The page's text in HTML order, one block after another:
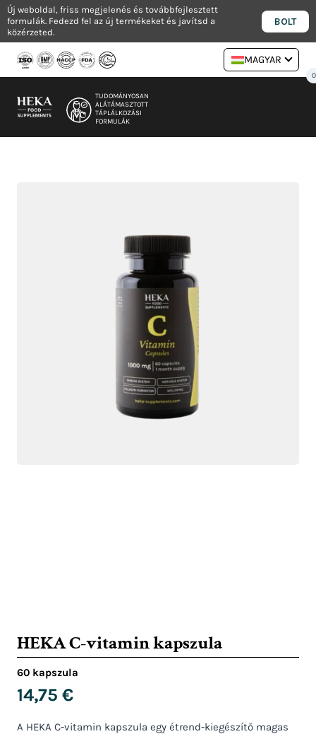
Ugrás
tartalomra
Új weboldal, friss megjelenés és továbbfejlesztett
formulák. Fedezd fel az új termékeket és javítsd a
közérzeted.
BOLT
MAGYAR
TUDOMÁNYOSAN
ALÁTÁMASZTOTT
TÁPLÁLKOZÁSI
FORMULÁK
0
HEKA C-vitamin kapszula
60 kapszula
14,75 €
A HEKA C-vitamin kapszula egy étrend-kiegészítő magas